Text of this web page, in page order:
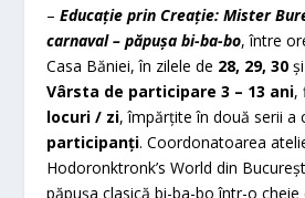
–Educație prin Creație: Mister
carnaval – păpușa bi-ba-bo, între
Casa Băniei, în zilele de 28, 29, 30și
Vârsta de participare 3 – 13 ani,
locuri / zi, împărțite în două serii a
participanți. Coordonatoarea
Hodoronktronk’s World din
păpușa clasică bi-ba-bo într-o